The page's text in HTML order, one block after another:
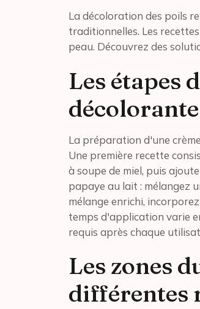
La décoloration des poils
traditionnelles. Les
peau. Découvrez des
Les étapes
La préparation d'une
Une première recette
à soupe de miel, puis
papaye au lait : mélangez
mélange enrichi,
temps d'application varie
requis après chaque
Les zones
différentes